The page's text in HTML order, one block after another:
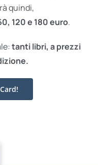
quindi,
120 e 180 euro.
tanti libri, a prezzi